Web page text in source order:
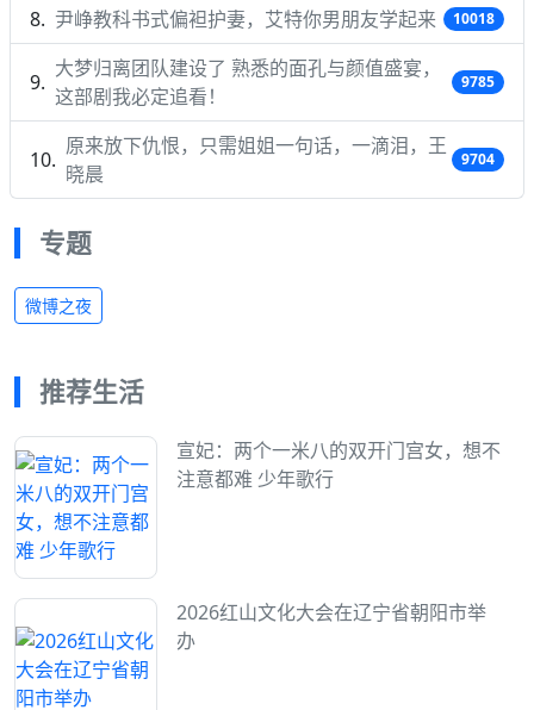
尹峥教科书式偏袒护妻，艾特你男朋友学起来 10018
大梦归离团队建设了 熟悉的面孔与颜值盛宴，
这部剧我必定追看！
9785
原来放下仇恨，只需姐姐一句话，一滴泪，王
晓晨
9704
专题
微博之夜
推荐生活
宣妃：两个一米八的双开门宫女，想不
注意都难 少年歌行
2026红山文化大会在辽宁省朝阳市举
办